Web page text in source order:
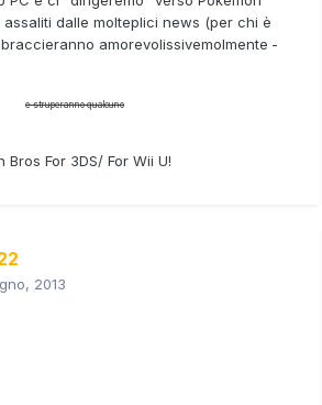
assaliti dalle molteplici news (per chi è
amorevolissivemolmente
e struperanno qualcuno
For 3DS/ For Wii U!
2013